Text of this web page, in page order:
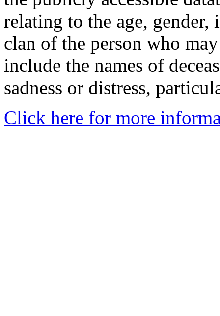
relating to the age,
clan of the person who
include the names of
sadness or distress,
Click here for more